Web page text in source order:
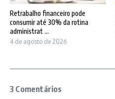
Retrabalho financeiro pode
consumir até 30% da rotina
administrat ...
4 de agosto de 2026
3 Comentários